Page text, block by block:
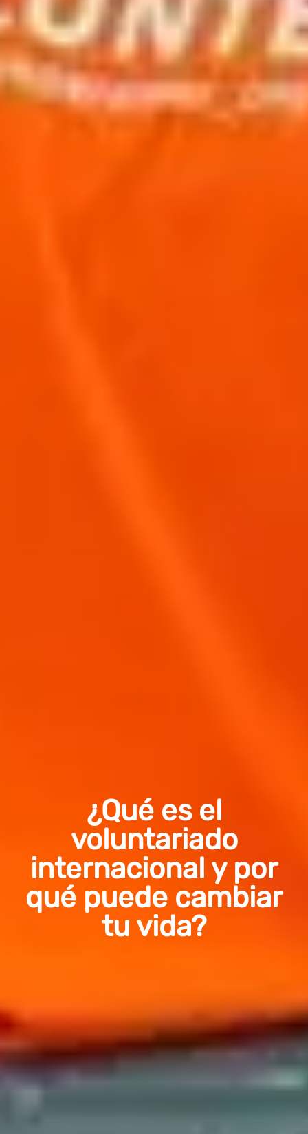
¿Qué es el
voluntariado
internacional y por
qué puede cambiar
tu vida?